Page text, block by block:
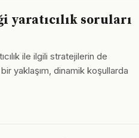
yaratıcılık soruları
ile ilgili stratejilerin de
yaklaşım, dinamik koşullarda